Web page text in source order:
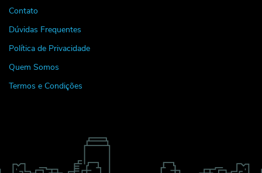
Contato
Dúvidas Frequentes
Política de Privacidade
Quem Somos
Termos e Condições